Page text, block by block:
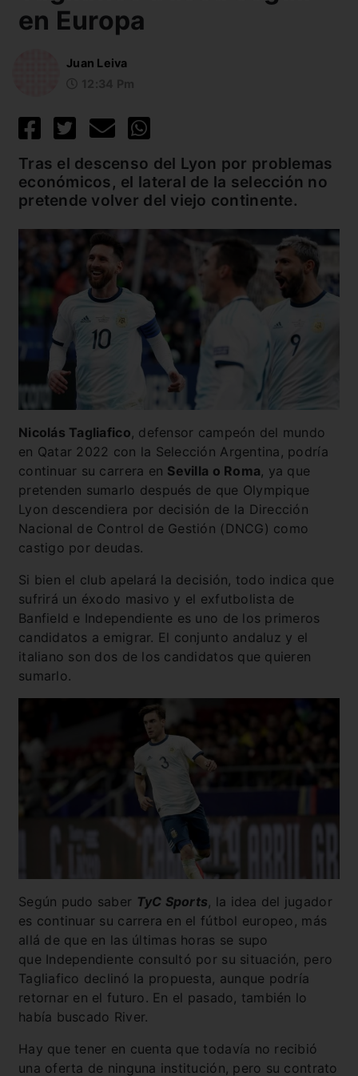
en Europa
Juan Leiva
Tras el descenso del Lyon por problemas
económicos, el lateral de la selección no
pretende volver del viejo continente.
Nicolás Tagliafico, defensor campeón del mundo
en Qatar 2022 con la Selección Argentina, podría
continuar su carrera en Sevilla o Roma, ya que
pretenden sumarlo después de que Olympique
Lyon descendiera por decisión de la Dirección
Nacional de Control de Gestión (DNCG) como
castigo por deudas.
Si bien el club apelará la decisión, todo indica que
sufrirá un éxodo masivo y el exfutbolista de
Banfield e Independiente es uno de los primeros
candidatos a emigrar. El conjunto andaluz y el
italiano son dos de los candidatos que quieren
sumarlo.
Según pudo saber TyC Sports, la idea del jugador
es continuar su carrera en el fútbol europeo, más
allá de que en las últimas horas se supo
que Independiente consultó por su situación, pero
Tagliafico declinó la propuesta, aunque podría
retornar en el futuro. En el pasado, también lo
había buscado River.
Hay que tener en cuenta que todavía no recibió
una oferta de ninguna institución, pero su contrato